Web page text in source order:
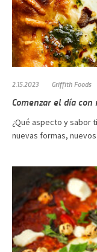
2.15.2023 Griffith Foods
Comenzar el día con
¿Qué aspecto y sabor
nuevas formas,